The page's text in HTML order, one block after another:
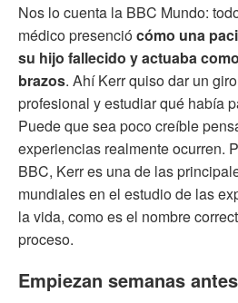
Nos lo cuenta la BBC Mundo:
médico presenciócómo una
su hijo fallecido y actuaba
brazos. Ahí Kerr quiso dar un
profesional y estudiar qué había
Puede que sea poco creíble
experiencias realmente ocurren.
BBC, Kerr es una de las
mundiales en el estudio de las
la vida, como es el nombre
proceso.
Empiezan semanas